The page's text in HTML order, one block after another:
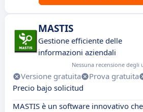
MASTIS
Gestione efficiente delle
informazioni aziendali
Nessuna recensione degli
Versione gratuita Prova gratuita
Precio bajo solicitud
MASTIS è un software innovativo